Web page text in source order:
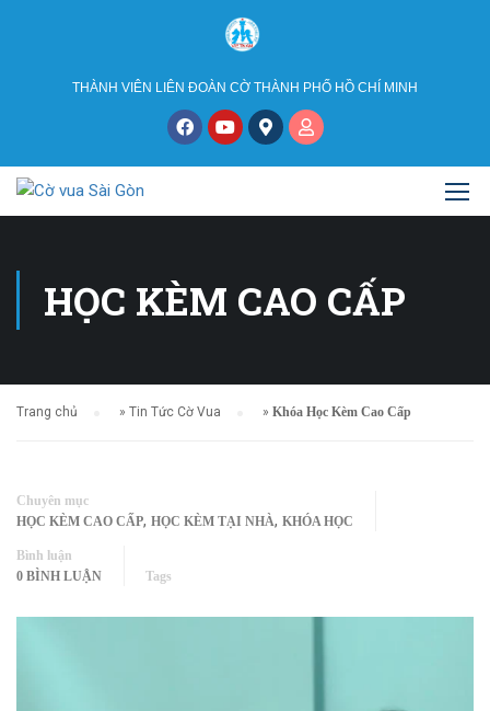
THÀNH VIÊN LIÊN ĐOÀN CỜ THÀNH PHỐ HỒ CHÍ MINH
HỌC KÈM CAO CẤP
Trang chủ » Tin Tức Cờ Vua » Khóa Học Kèm Cao Cấp
Chuyên mục
HỌC KÈM CAO CẤP, HỌC KÈM TẠI NHÀ, KHÓA HỌC
Bình luận
0 BÌNH LUẬN
Tags